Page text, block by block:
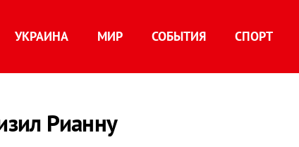
УКРАИНА МИР СОБЫТИЯ СПОРТ
Рианну